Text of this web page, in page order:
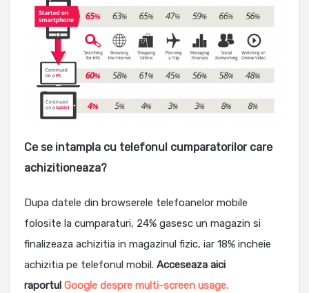
Ce se intampla cu telefonul cumparatorilor care
achizitioneaza?
Dupa datele din browserele telefoanelor mobile
folosite la cumparaturi, 24% gasesc un magazin si
finalizeaza achizitia in magazinul fizic, iar 18% incheie
achizitia pe telefonul mobil. Acceseaza aici
raportul Google despre multi-screen usage.